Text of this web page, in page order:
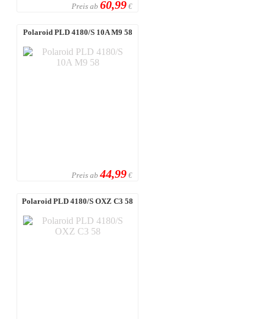
Preis ab 60,99 €
Polaroid PLD 4180/S 10A M9 58
Preis ab 44,99 €
Polaroid PLD 4180/S OXZ C3 58